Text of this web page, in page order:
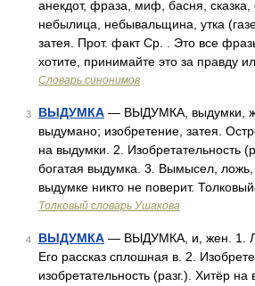
анекдот, фраза, миф, басня,
небылица, небывальщина, утка
затея. Прот. факт Ср. . Это все
хотите, принимайте это за правду
Словарь синонимов
3 ВЫДУМКА — ВЫДУМКА, выдумки,
выдумано; изобретение, затея.
на выдумки. 2. Изобретательность
богатая выдумка. 3. Вымысел, ложь,
выдумке никто не поверит.
Толковый словарь Ушакова
4 ВЫДУМКА — ВЫДУМКА, и, жен. 1.
Его рассказ сплошная в. 2.
изобретательность (разг.). Хитёр